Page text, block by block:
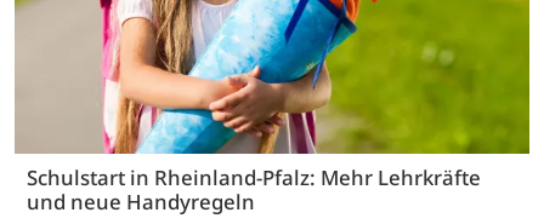
Schulstart in Rheinland-Pfalz: Mehr Lehrkräfte
und neue Handyregeln